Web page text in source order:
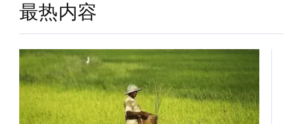
最热内容